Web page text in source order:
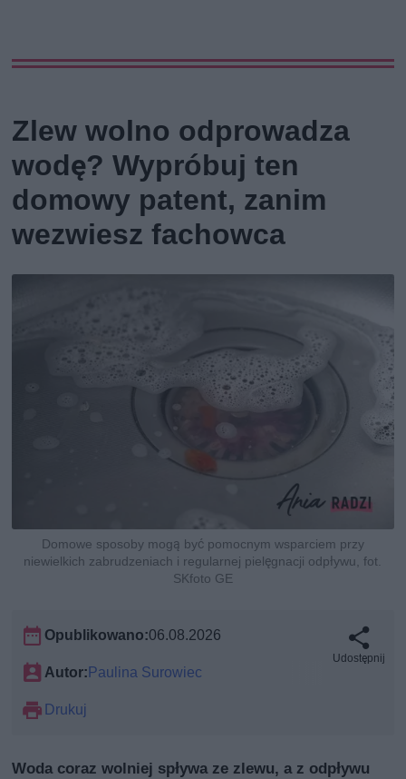
Zlew wolno odprowadza
wodę? Wypróbuj ten
domowy patent, zanim
wezwiesz fachowca
Domowe sposoby mogą być pomocnym wsparciem przy
niewielkich zabrudzeniach i regularnej pielęgnacji odpływu, fot.
SKfoto GE
Opublikowano:06.08.2026
Autor: Paulina Surowiec
Drukuj
Udostępnij
Woda coraz wolniej spływa ze zlewu, a z odpływu